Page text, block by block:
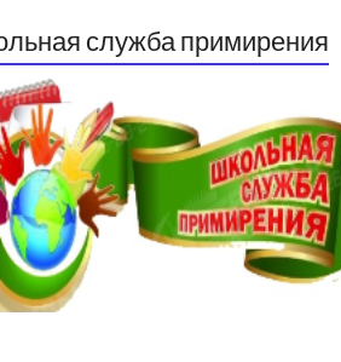
служба примирения